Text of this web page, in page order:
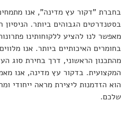
בחברת "דקור עץ מדינה", אנו
בסטנדרטים הגבוהים ביותר.
מאפשר לנו להציע ללקוחותינו
בחומרים האיכותיים ביותר. אנו
מהתכנון הראשוני, דרך בחירת סוג
המקצועית. בדקור עץ מדינה, אנו
הוא הזדמנות ליצירת מראה ייחודי
שלכם.